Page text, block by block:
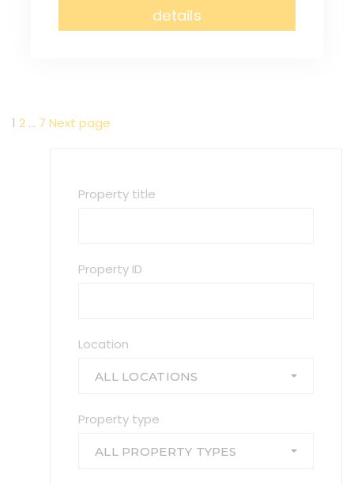
details
Навигация
Page
1 Page
2 … Page
7 Next page
Property title
Property ID
Location
ALL LOCATIONS
Property type
ALL PROPERTY TYPES